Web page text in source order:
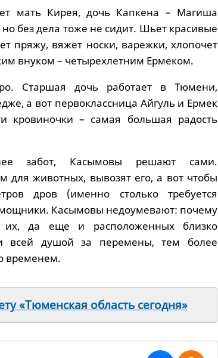
мать Кирея, дочь Капкена – Магиша
без дела тоже не сидит. Шьет красивые
пряжу, вяжет носки, варежки, хлопочет
внуком – четырехлетним Ермеком.
Старшая дочь работает в Тюмени,
а вот первоклассница Айгуль и Ермек
– самая большая радость
забот, Касымовы решают сами.
для животных, вывозят его, а вот чтобы
дров (именно столько требуется
Касымовы недоумевают: почему
их, да еще и расположенных близко
всей душой за перемены, тем более
временем.
«Тюменская область сегодня»